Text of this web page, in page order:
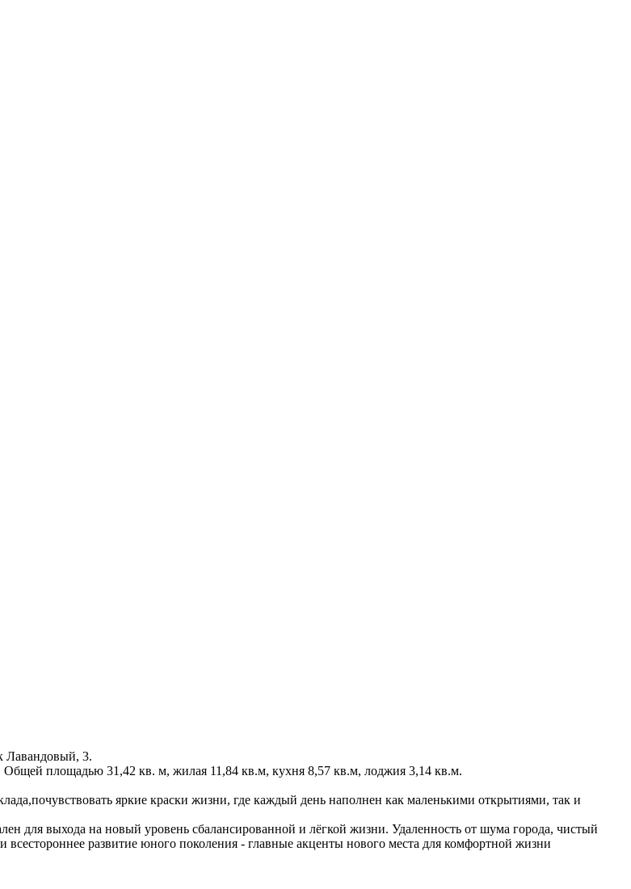
Лавандовый, 3.
площадью 31,42 кв. м, жилая 11,84 кв.м, кухня 8,57 кв.м, лоджия 3,14 кв.м.
яркие краски жизни, где каждый день наполнен как маленькими открытиями, так и
для выхода на новый уровень сбалансированной и лёгкой жизни. Удаленность от шума города, чистый
развитие юного поколения - главные акценты нового места для комфортной жизни